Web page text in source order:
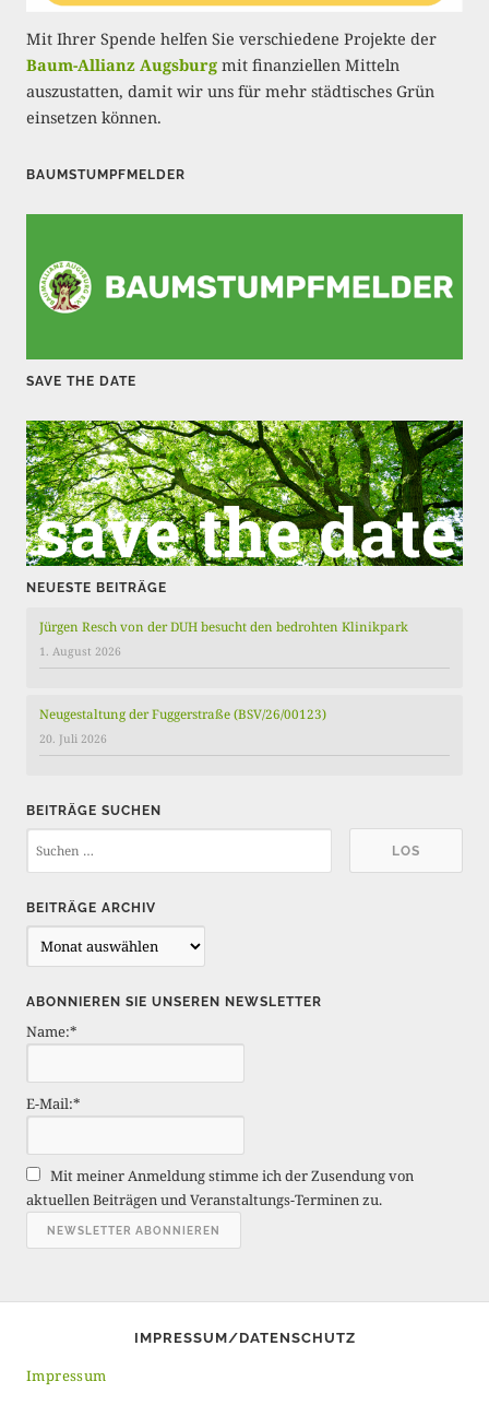
g
d
r
B
i
r
g
e
Mit Ihrer Spende helfen Sie verschiedene Projekte der
Baum-Allianz Augsburg mit finanziellen Mitteln
auszustatten, damit wir uns für mehr städtisches Grün
einsetzen können.
BAUMSTUMPFMELDER
SAVE THE DATE
NEUESTE BEITRÄGE
Jürgen Resch von der DUH besucht den bedrohten Klinikpark
1. August 2026
Neugestaltung der Fuggerstraße (BSV/26/00123)
20. Juli 2026
BEITRÄGE SUCHEN
BEITRÄGE ARCHIV
e
t
r
g
e
r
c
h
v
ABONNIEREN SIE UNSEREN NEWSLETTER
Name:*
E-Mail:*
Mit meiner Anmeldung stimme ich der Zusendung von
aktuellen Beiträgen und Veranstaltungs-Terminen zu.
IMPRESSUM/DATENSCHUTZ
Impressum